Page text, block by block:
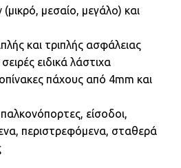
μεσαίο, μεγάλο) και
και τριπλής ασφάλειας
ειδικά λάστιχα
πάχους από 4mm και
είσοδοι,
περιστρεφόμενα, σταθερά